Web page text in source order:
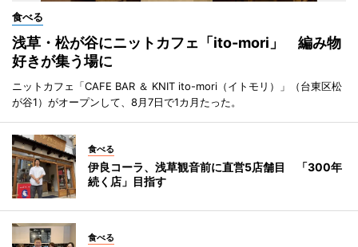
食べる
浅草・松が谷にニットカフェ「ito-mori」 編み物
好きが集う場に
ニットカフェ「CAFE BAR ＆ KNIT ito-mori（イトモリ）」（台東区松
が谷1）がオープンして、8月7日で1カ月たった。
食べる
伊良コーラ、浅草観音前に直営5店舗目 「300年
続く店」目指す
食べる